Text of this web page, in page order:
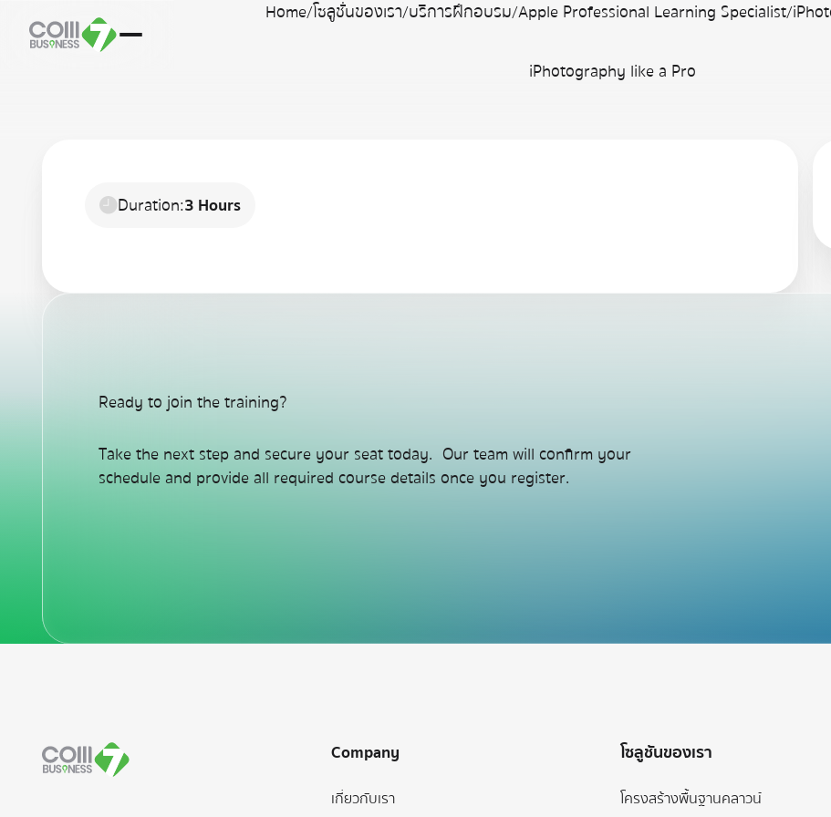
Home/โซลูชั่นของเรา/บริการฝึกอบรม/Apple Professional Learning Specialist/
iPhotography like a Pro
Duration:3 Hours
Ready to join the training?
Take the next step and secure your seat today. Our team will confirm your
schedule and provide all required course details once you register.
Company
เกี่ยวกับเรา
โซลูชันของเรา
โครงสร้างพื้นฐานคลาวน์